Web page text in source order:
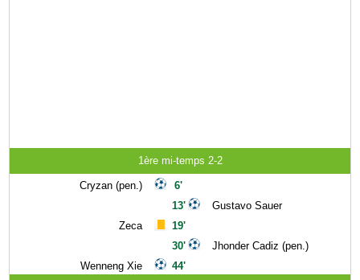
1ère mi-temps 2-2
Cryzan (pen.)
Zeca
Wenneng Xie
6'
13'
19'
30'
44'
Gustavo Sauer
Jhonder Cadiz (pen.)